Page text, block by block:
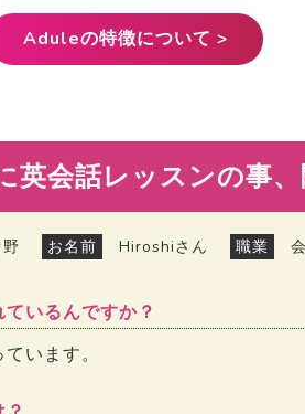
Aduleの特徴について >
英会話レッスンの事
お名前 Hiroshiさん 職業
いるんですか？
います。